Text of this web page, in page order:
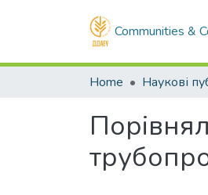
Communities &
Home Наукові